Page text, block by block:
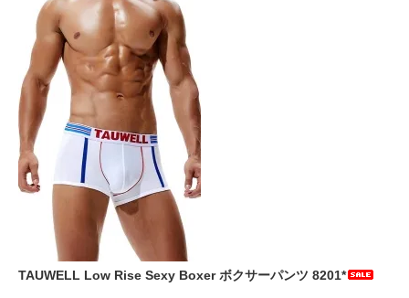
TAUWELL Low Rise Sexy Boxer ボクサーパンツ 8201*